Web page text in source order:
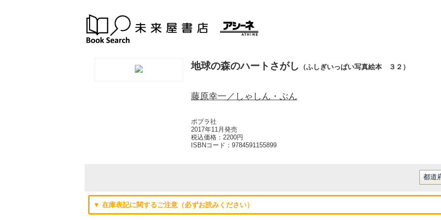
地球の森のハートさがし （ふしぎいっぱい写真絵本 ３２）
藤原幸一／しゃしん・ぶん
ポプラ社
2017年11月発売
税込価格：2200円
ISBNコード： 9784591155899
▼ 在庫表記に関するご注意（必ずお読みください）